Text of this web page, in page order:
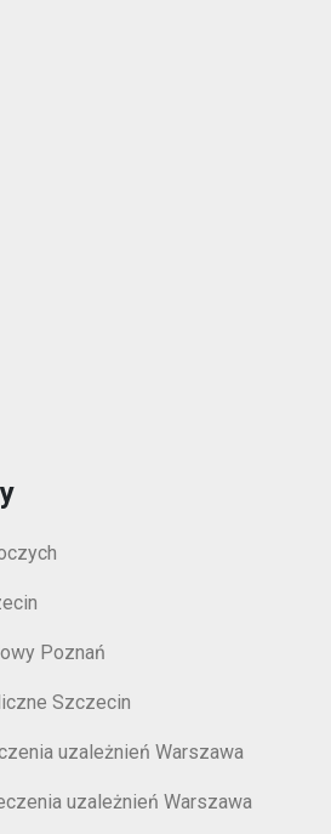
Poznań
Szczecin
uzależnień Warszawa
uzależnień Warszawa